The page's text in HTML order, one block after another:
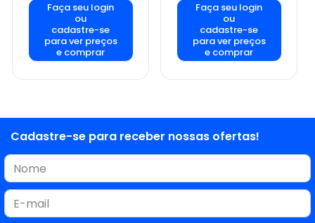
Faça seu login
ou
cadastre-se
para ver preços
e comprar
Faça seu login
ou
cadastre-se
para ver preços
e comprar
Cadastre-se para receber nossas ofertas!